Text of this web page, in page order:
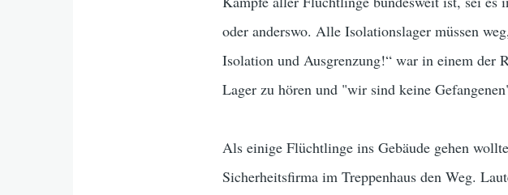
oder anderswo. Alle Isolationslager müssen
Isolation und Ausgrenzung!“ war in einem der
Lager zu hören und "wir sind keine
Als einige Flüchtlinge ins Gebäude gehen
Sicherheitsfirma im Treppenhaus den Weg.